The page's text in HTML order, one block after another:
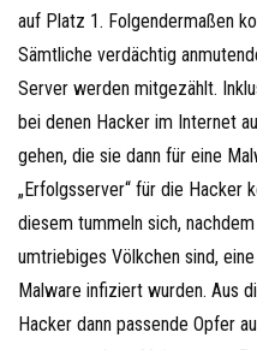
auf Platz 1. Folgendermaßen
Sämtliche verdächtig
Server werden mitgezählt.
bei denen Hacker im Internet
gehen, die sie dann für eine
„Erfolgsserver“ für die Hacker
diesem tummeln sich,
umtriebiges Völkchen sind,
Malware infiziert wurden. Aus
Hacker dann passende Opfer